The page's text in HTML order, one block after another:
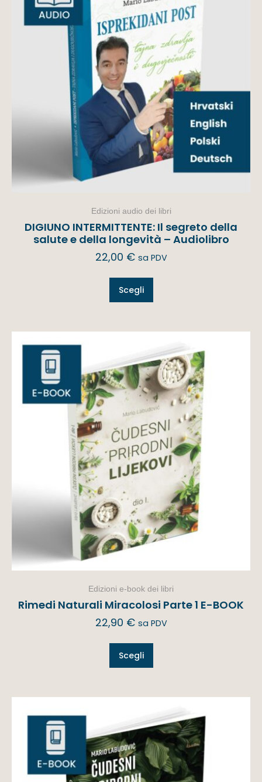
Edizioni audio dei libri
DIGIUNO INTERMITTENTE: Il segreto della
salute e della longevità – Audiolibro
22,00 € sa PDV
Scegli
Edizioni e-book dei libri
Rimedi Naturali Miracolosi Parte 1 E-BOOK
22,90 € sa PDV
Scegli